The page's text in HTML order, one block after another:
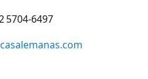
5704-6497